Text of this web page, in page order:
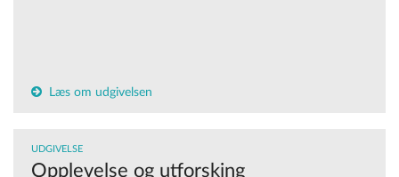
Læs om udgivelsen
UDGIVELSE
Opplevelse og utforsking